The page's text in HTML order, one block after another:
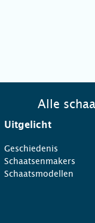
Alle
Uitgelicht
Geschiedenis
Schaatsenmakers
Schaatsmodellen